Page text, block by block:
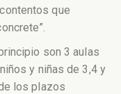
que
son 3 aulas
y niñas de 3,4 y
los plazos